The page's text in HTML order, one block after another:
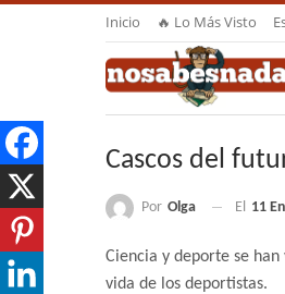
Inicio 🔥 Lo Más Visto
Cascos del
Por Olga El 11
Ciencia y deporte se
vida de los deportistas.